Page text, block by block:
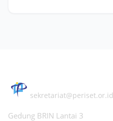
sekretariat@periset.or.id
Gedung BRIN Lantai 3